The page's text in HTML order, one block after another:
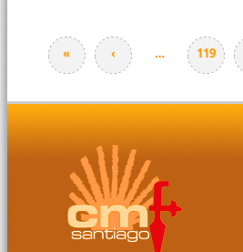
Páginas
« ‹ … 119